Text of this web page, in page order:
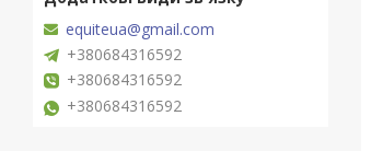
equiteua@gmail.com
+380684316592
+380684316592
+380684316592